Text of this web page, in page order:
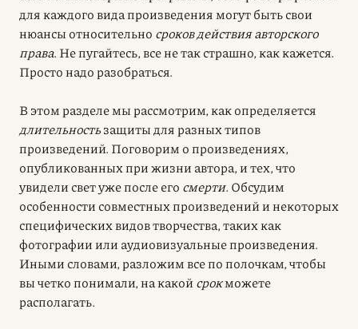
для каждого вида произведения могут быть свои
нюансы относительно сроков действия авторского
права. Не пугайтесь, все не так страшно, как кажется.
Просто надо разобраться.
В этом разделе мы рассмотрим, как определяется
длительностьзащиты для разных типов
произведений. Поговорим о произведениях,
опубликованных при жизни автора, и тех, что
увидели свет уже после его смерти. Обсудим
особенности совместных произведений и некоторых
специфических видов творчества, таких как
фотографии или аудиовизуальные произведения.
Иными словами, разложим все по полочкам, чтобы
вы четко понимали, на какойсрокможете
располагать.